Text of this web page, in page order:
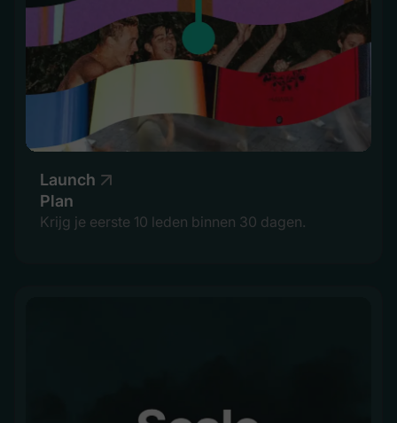
Launch
Plan
Krijg je eerste 10 leden binnen 30 dagen.